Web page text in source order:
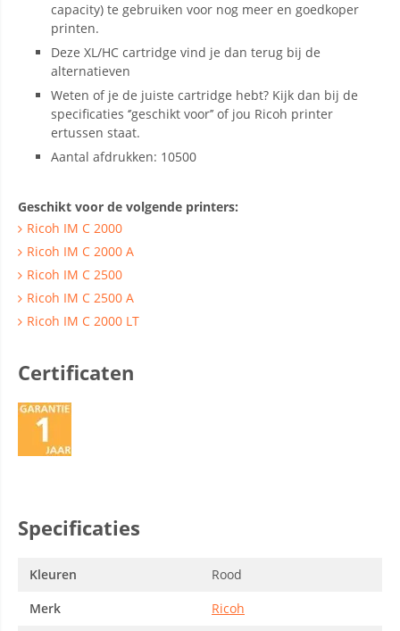
capacity) te gebruiken voor nog meer en goedkoper
printen.
Deze XL/HC cartridge vind je dan terug bij de
alternatieven
Weten of je de juiste cartridge hebt? Kijk dan bij de
specificaties ‘’geschikt voor’’ of jou Ricoh printer
ertussen staat.
Aantal afdrukken: 10500
Geschikt voor de volgende printers:
Ricoh IM C 2000
Ricoh IM C 2000 A
Ricoh IM C 2500
Ricoh IM C 2500 A
Ricoh IM C 2000 LT
Certificaten
Specificaties
Kleuren
Rood
Merk
Ricoh